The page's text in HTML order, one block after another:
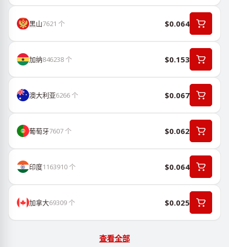
黑山7621 个 $0.064
加纳846238个 $0.153
澳大利亚6266个 $0.067
葡萄牙7607个 $0.062
印度1163910个 $0.064
加拿大69309个 $0.025
查看全部